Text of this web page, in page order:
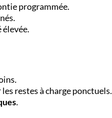
programmée.
restes à charge ponctuels.
.